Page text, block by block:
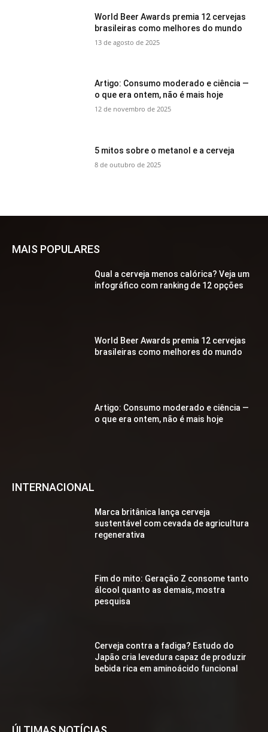
World Beer Awards premia 12 cervejas
brasileiras como melhores do mundo
13 de agosto de 2025
Artigo: Consumo moderado e ciência —
o que era ontem, não é mais hoje
12 de novembro de 2025
5 mitos sobre o metanol e a cerveja
8 de outubro de 2025
MAIS POPULARES
Qual a cerveja menos calórica? Veja um
infográfico com ranking de 12 opções
World Beer Awards premia 12 cervejas
brasileiras como melhores do mundo
Artigo: Consumo moderado e ciência —
o que era ontem, não é mais hoje
INTERNACIONAL
Marca britânica lança cerveja
sustentável com cevada de agricultura
regenerativa
Fim do mito: Geração Z consome tanto
álcool quanto as demais, mostra
pesquisa
Cerveja contra a fadiga? Estudo do
Japão cria levedura capaz de produzir
bebida rica em aminoácido funcional